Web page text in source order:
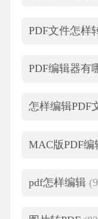
PDF文件怎样
PDF编辑器有
怎样编辑PDF
MAC版PDF编
pdf怎样编辑